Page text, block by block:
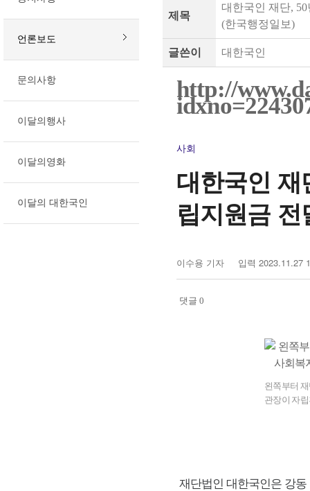
언론보도
문의사항
이달의행사
이달의영화
이달의 대한국인
제목
대한국인 재단,
(한국행정일보)
글쓴이 대한국인
http://
사회
대한국인
립지원금 전
기
자
명
이수용 기자 입력 2023.11.27
댓글 0
왼쪽부터
관장이 자
재단법인 대한국인은 강